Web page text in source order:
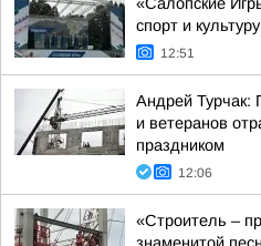
спорт и культуру
12:51
Андрей Турчак:
и ветеранов
праздником
12:06
«Строитель –